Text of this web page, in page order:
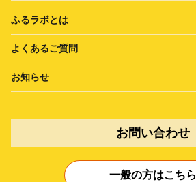
ふるラボとは
よくあるご質問
お知らせ
お問い合わせ
一般の方はこちら